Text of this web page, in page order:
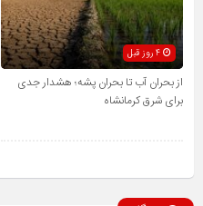
4 روز قبل
از بحران آب تا بحران پشه؛ هشدار جدی
برای شرق کرمانشاه